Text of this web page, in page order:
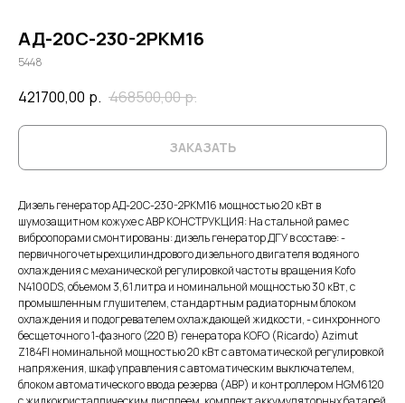
АД-20С-230-2РКМ16
5448
421700,00 р. 468500,00р.
ЗАКАЗАТЬ
Дизель генератор АД-20С-230-2РКМ16 мощностью 20 кВт в
шумозащитном кожухе с АВР КОНСТРУКЦИЯ: На стальной раме с
виброопорами смонтированы: дизель генератор ДГУ в составе: -
первичного четырехцилиндрового дизельного двигателя водяного
охлаждения с механической регулировкой частоты вращения Kofo
N4100DS, объемом 3,61 литра и номинальной мощностью 30 кВт, с
промышленным глушителем, стандартным радиаторным блоком
охлаждения и подогревателем охлаждающей жидкости, - синхронного
бесщеточного 1-фазного (220 В) генератора KOFO (Ricardo) Azimut
Z184FI номинальной мощностью 20 кВт c автоматической регулировкой
напряжения, шкаф управления с автоматическим выключателем,
блоком автоматического ввода резерва (АВР) и контроллером HGM6120